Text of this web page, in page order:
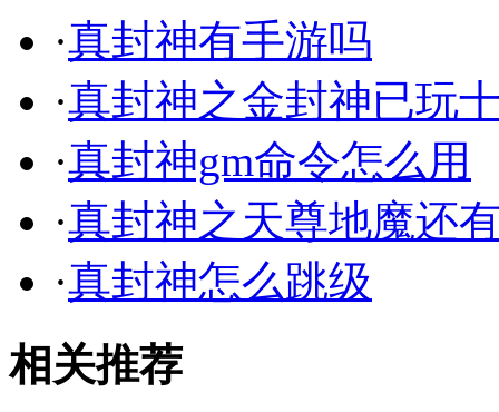
·真封神有手游吗
·真封神之金封神已玩
·真封神gm命令怎么用
·真封神之天尊地魔还
·真封神怎么跳级
相关推荐